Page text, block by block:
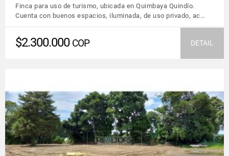
Finca para uso de turismo, ubicada en Quimbaya Quindío.
Cuenta con buenos espacios, iluminada, de uso privado, ac…
$2.300.000 COP DETAIL
VIEW DETAILS